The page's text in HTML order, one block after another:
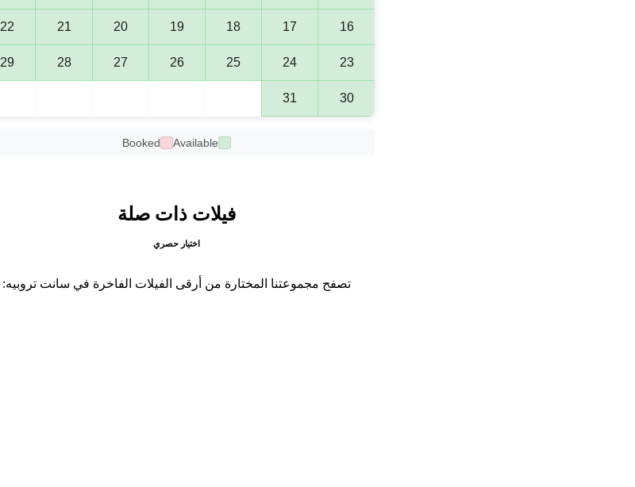
16
17
18
19
20
21
22
23
24
25
26
27
28
29
30
31
Available
Booked
فيلات ذات صلة
اختيار حصري
تصفح مجموعتنا المختارة من أرقى الفيلات الفاخرة في سانت تروبيه: